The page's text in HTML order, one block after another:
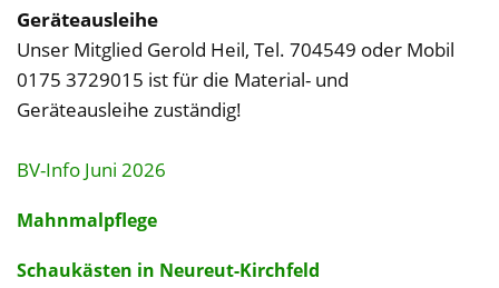
Geräteausleihe
Unser Mitglied Gerold Heil, Tel. 704549 oder Mobil
0175 3729015 ist für die Material- und
Geräteausleihe zuständig!
BV-Info Juni 2026
Mahnmalpflege
Schaukästen in Neureut-Kirchfeld